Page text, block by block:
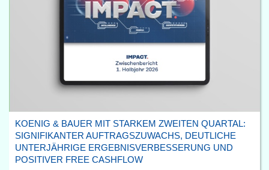
KOENIG & BAUER MIT STARKEM ZWEITEN QUARTAL:
SIGNIFIKANTER AUFTRAGSZUWACHS, DEUTLICHE
UNTERJÄHRIGE ERGEBNISVERBESSERUNG UND
POSITIVER FREE CASHFLOW